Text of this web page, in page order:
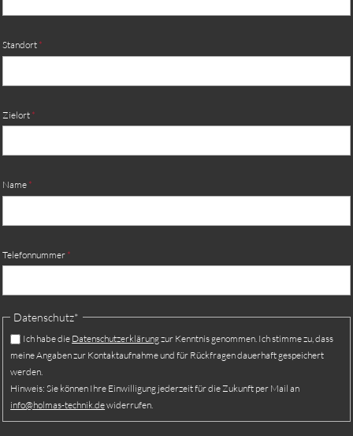
Standort *
Zielort *
Name *
Telefonnummer *
Datenschutz*
Ich habe die Daten­schutz­er­klä­rungzur Kennt­nis ge­nom­men. Ich stimme zu, dass
meine An­gaben zur Kontakt­auf­na­hme und für Rück­fra­gen dauer­haft ge­spei­chert
wer­den.
Hin­weis: Sie kön­nen Ihre Ein­wil­li­gung jeder­zeit für die Zu­kunft per Mail an
info@holmas-technik.dewider­rufen.